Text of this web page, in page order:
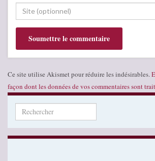
Ce site utilise Akismet pour réduire les indésirables.
façon dont les données de vos commentaires sont
Search for: